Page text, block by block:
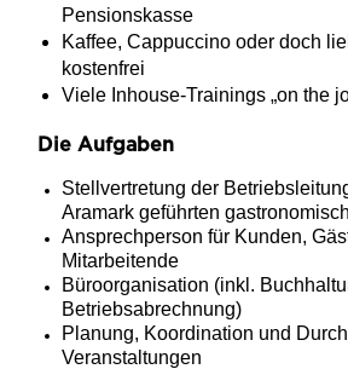
Pensionskasse
Kaffee, Cappuccino oder doch
kostenfrei
Viele Inhouse-Trainings „on the
Die Aufgaben
Stellvertretung der
Aramark geführten
Ansprechperson für Kunden,
Mitarbeitende
Büroorganisation (inkl.
Betriebsabrechnung)
Planung, Koordination und
Veranstaltungen